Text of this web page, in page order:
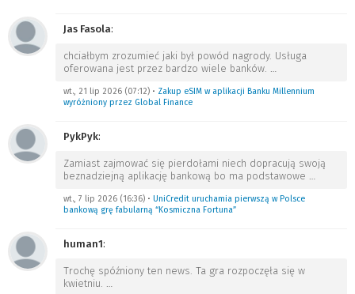
Jas Fasola:
chciałbym zrozumieć jaki był powód nagrody. Usługa
oferowana jest przez bardzo wiele banków. …
wt., 21 lip 2026 (07:12) • Zakup eSIM w aplikacji Banku Millennium
wyróżniony przez Global Finance
PykPyk:
Zamiast zajmować się pierdołami niech dopracują swoją
beznadziejną aplikację bankową bo ma podstawowe …
wt., 7 lip 2026 (16:36) • UniCredit uruchamia pierwszą w Polsce
bankową grę fabularną “Kosmiczna Fortuna”
human1:
Trochę spóźniony ten news. Ta gra rozpoczęła się w
kwietniu. …